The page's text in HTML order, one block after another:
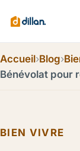
Accueil›Blog›
Bénévolat pour
BIEN VIVRE